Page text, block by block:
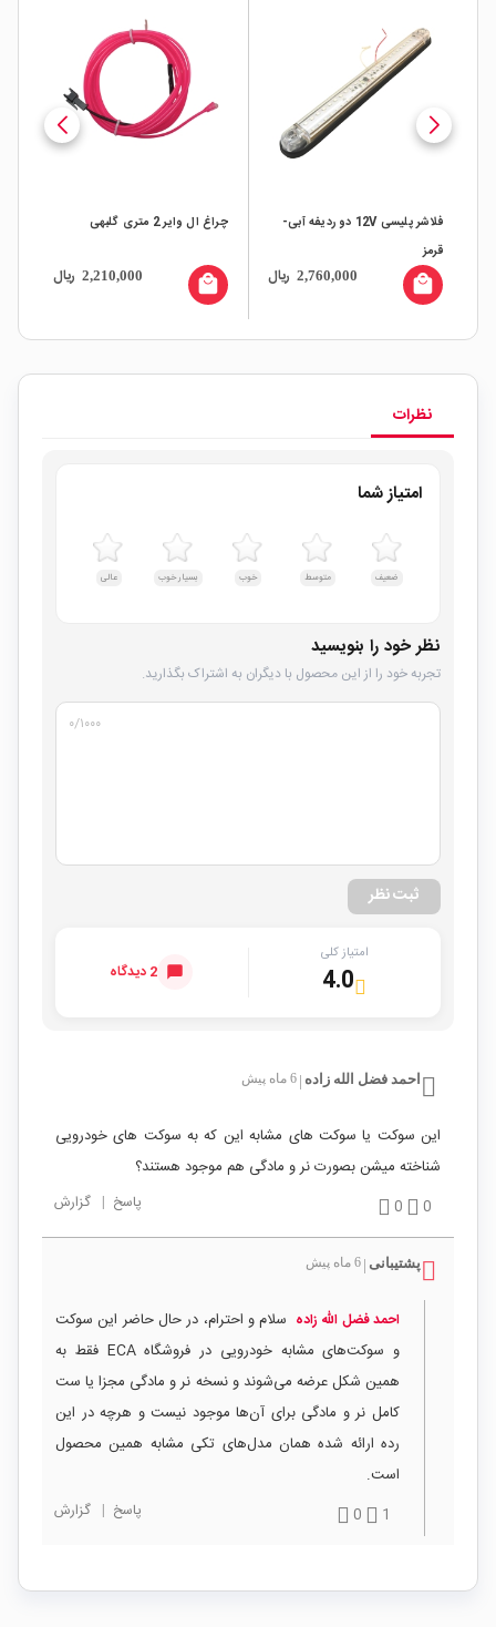
فلاشر پلیسی 12V دو ردیفه آبی-
قرمز
2,760,000 ریال local_mall
چراغ ال وایر 2 متری گلبهی
2,210,000 ریال local_mall
نظرات
امتیاز شما
ضعیف متوسط خوب بسیار خوب عالی
نظر خود را بنویسید
تجربه خود را از این محصول با دیگران به اشتراک بگذارید.
۰/۱۰۰۰
ثبت نظر
امتیاز کلی
4.0 2 دیدگاه
احمد فضل الله زاده | 6 ماه پیش
این سوکت یا سوکت های مشابه این که به سوکت های خودرویی
شناخته میشن بصورت نر و مادگی هم موجود هستند؟
0
0 پاسخ | گزارش
پشتیبانی | 6 ماه پیش
احمد فضل الله زاده سلام و احترام، در حال حاضر این سوکت
و سوکت‌های مشابه خودرویی در فروشگاه ECA فقط به
همین شکل عرضه می‌شوند و نسخه نر و مادگی مجزا یا ست
کامل نر و مادگی برای آن‌ها موجود نیست و هرچه در این
رده ارائه شده همان مدل‌های تکی مشابه همین محصول
است.
1
0 پاسخ | گزارش